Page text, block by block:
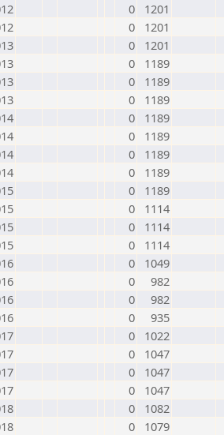
0
1201
0
1201
0
1201
0
1189
0
1189
0
1189
0
1189
0
1189
0
1189
0
1189
0
1189
0
1114
0
1114
0
1114
0
1049
0
982
0
982
0
935
0
1022
0
1047
0
1047
0
1047
0
1082
0
1079